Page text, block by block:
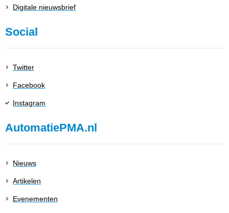
Digitale nieuwsbrief
Social
Twitter
Facebook
Instagram
AutomatiePMA.nl
Nieuws
Artikelen
Evenementen